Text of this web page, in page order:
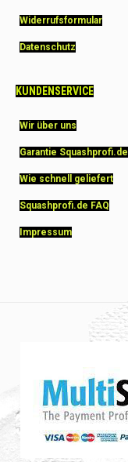
Widerrufsformular
Datenschutz
KUNDENSERVICE
Wir über uns
Garantie Squashprofi.de
Wie schnell geliefert
Squashprofi.de FAQ
Impressum